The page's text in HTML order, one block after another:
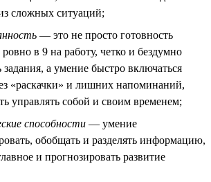
сложных ситуаций;
— это не просто готовность
в 9 на работу, четко и бездумно
а умение быстро включаться
«раскачки» и лишних напоминаний,
управлять собой и своим временем;
способности — умение
обобщать и разделять информацию,
и прогнозировать развитие